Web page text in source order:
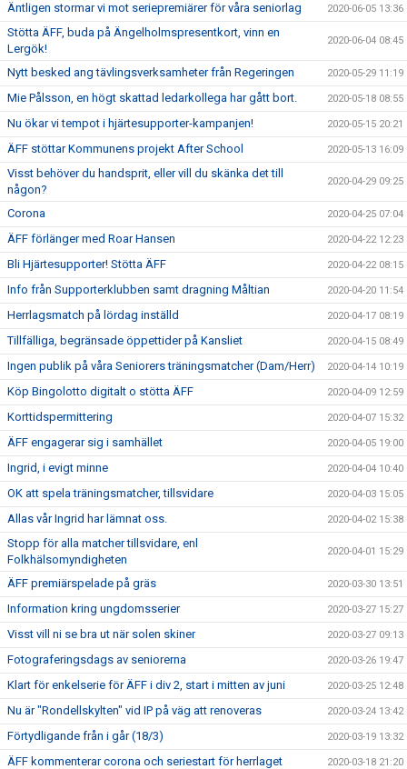
Äntligen stormar vi mot seriepremiärer för våra seniorlag 2020-06-05 13:36
Stötta ÄFF, buda på Ängelholmspresentkort, vinn en
Lergök!
2020-06-04 08:45
Nytt besked ang tävlingsverksamheter från Regeringen 2020-05-29 11:19
Mie Pålsson, en högt skattad ledarkollega har gått bort. 2020-05-18 08:55
Nu ökar vi tempot i hjärtesupporter-kampanjen! 2020-05-15 20:21
ÄFF stöttar Kommunens projekt After School 2020-05-13 16:09
Visst behöver du handsprit, eller vill du skänka det till
någon?
2020-04-29 09:25
Corona 2020-04-25 07:04
ÄFF förlänger med Roar Hansen 2020-04-22 12:23
Bli Hjärtesupporter! Stötta ÄFF 2020-04-22 08:15
Info från Supporterklubben samt dragning Måltian 2020-04-20 11:54
Herrlagsmatch på lördag inställd 2020-04-17 08:19
Tillfälliga, begränsade öppettider på Kansliet 2020-04-15 08:49
Ingen publik på våra Seniorers träningsmatcher (Dam/Herr) 2020-04-14 10:19
Köp Bingolotto digitalt o stötta ÄFF 2020-04-09 12:59
Korttidspermittering 2020-04-07 15:32
ÄFF engagerar sig i samhället 2020-04-05 19:00
Ingrid, i evigt minne 2020-04-04 10:40
OK att spela träningsmatcher, tillsvidare 2020-04-03 15:05
Allas vår Ingrid har lämnat oss. 2020-04-02 15:38
Stopp för alla matcher tillsvidare, enl
Folkhälsomyndigheten
2020-04-01 15:29
ÄFF premiärspelade på gräs 2020-03-30 13:51
Information kring ungdomsserier 2020-03-27 15:27
Visst vill ni se bra ut när solen skiner 2020-03-27 09:13
Fotograferingsdags av seniorerna 2020-03-26 19:47
Klart för enkelserie för ÄFF i div 2, start i mitten av juni 2020-03-25 12:48
Nu är "Rondellskylten" vid IP på väg att renoveras 2020-03-24 13:42
Förtydligande från i går (18/3) 2020-03-19 13:32
ÄFF kommenterar corona och seriestart för herrlaget 2020-03-18 21:20